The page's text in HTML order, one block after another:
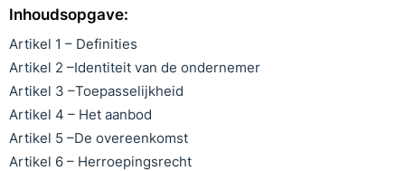
Inhoudsopgave:
Artikel 1 – Definities
Artikel 2 –Identiteit van de ondernemer
Artikel 3 –Toepasselijkheid
Artikel 4 – Het aanbod
Artikel 5 –De overeenkomst
Artikel 6 – Herroepingsrecht